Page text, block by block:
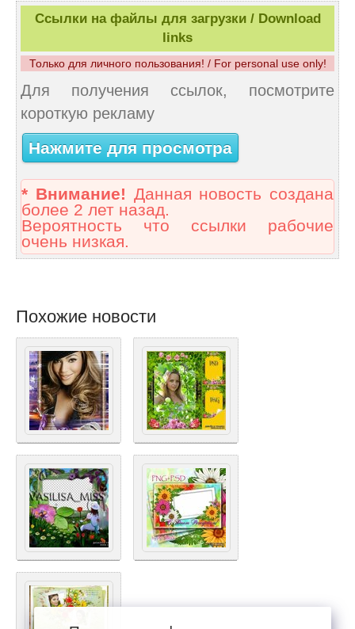
Ссылки на файлы для загрузки / Download
links
Только для личного пользования! / For personal use only!
Для получения ссылок, посмотрите
короткую рекламу
Нажмите для просмотра
* Внимание! Данная новость создана
более 2 лет назад.
Вероятность что ссылки рабочие
очень низкая.
Похожие новости